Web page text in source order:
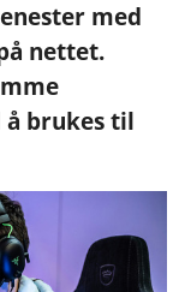
med
nettet.
brukes til